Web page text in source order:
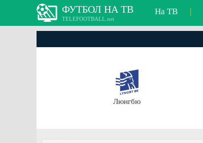
ФУТБОЛ НА ТВ
TELEFOOTBALL.net
На ТВ |
Люнгбю